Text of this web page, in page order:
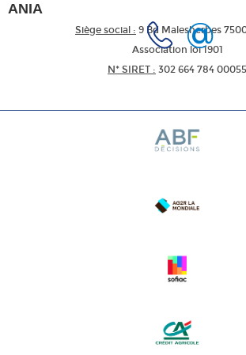
ANIA
Siège social : 9 Bd Malesherbes
Association loi 1901
N* SIRET : 302 664 784 00055